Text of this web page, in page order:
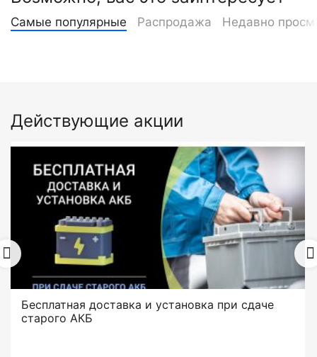
Самые популярные Распродажа Недавно
Действующие акции
Бесплатная доставка и установка при сдаче
старого АКБ